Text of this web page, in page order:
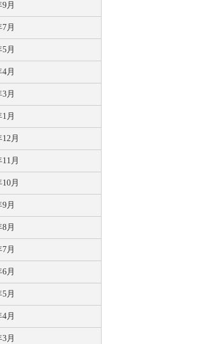
月
月
月
月
月
月
月
月
月
月
月
月
月
月
月
月